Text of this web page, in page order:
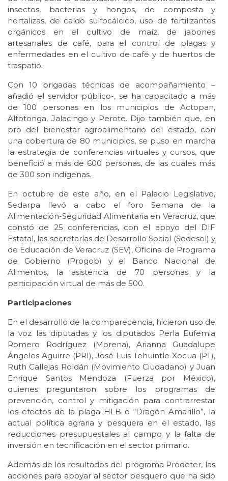
insectos, bacterias y hongos, de composta y
hortalizas, de caldo sulfocálcico, uso de fertilizantes
orgánicos en el cultivo de maíz, de jabones
artesanales de café, para el control de plagas y
enfermedades en el cultivo de café y de huertos de
traspatio.
Con 10 brigadas técnicas de acompañamiento –
añadió el servidor público-, se ha capacitado a más
de 100 personas en los municipios de Actopan,
Altotonga, Jalacingo y Perote. Dijo también que, en
pro del bienestar agroalimentario del estado, con
una cobertura de 80 municipios, se puso en marcha
la estrategia de conferencias virtuales y cursos, que
benefició a más de 600 personas, de las cuales más
de 300 son indígenas.
En octubre de este año, en el Palacio Legislativo,
Sedarpa llevó a cabo el foro Semana de la
Alimentación-Seguridad Alimentaria en Veracruz, que
constó de 25 conferencias, con el apoyo del DIF
Estatal, las secretarías de Desarrollo Social (Sedesol) y
de Educación de Veracruz (SEV), Oficina de Programa
de Gobierno (Progob) y el Banco Nacional de
Alimentos, la asistencia de 70 personas y la
participación virtual de más de 500.
Participaciones
En el desarrollo de la comparecencia, hicieron uso de
la voz las diputadas y los diputados Perla Eufemia
Romero Rodríguez (Morena), Arianna Guadalupe
Ángeles Aguirre (PRI), José Luis Tehuintle Xocua (PT),
Ruth Callejas Roldán (Movimiento Ciudadano) y Juan
Enrique Santos Mendoza (Fuerza por México),
quienes preguntaron sobre los programas de
prevención, control y mitigación para contrarrestar
los efectos de la plaga HLB o “Dragón Amarillo”, la
actual política agraria y pesquera en el estado, las
reducciones presupuestales al campo y la falta de
inversión en tecnificación en el sector primario.
Además de los resultados del programa Prodeter, las
acciones para apoyar al sector pesquero que ha sido